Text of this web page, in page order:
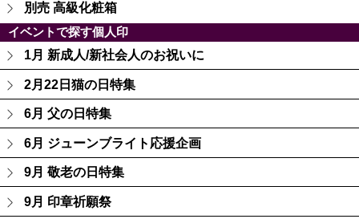
別売 高級化粧箱
イベントで探す個人印
1月 新成人/新社会人のお祝いに
2月22日猫の日特集
6月 父の日特集
6月 ジューンブライト応援企画
9月 敬老の日特集
9月 印章祈願祭